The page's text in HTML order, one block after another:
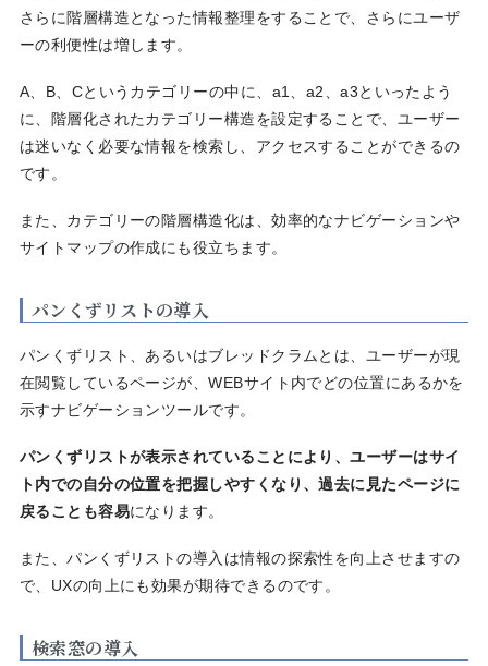
さらに階層構造となった情報整理をすることで、さらにユーザ
ーの利便性は増します。
A、B、Cというカテゴリーの中に、a1、a2、a3といったよう
に、階層化されたカテゴリー構造を設定することで、ユーザー
は迷いなく必要な情報を検索し、アクセスすることができるの
です。
また、カテゴリーの階層構造化は、効率的なナビゲーションや
サイトマップの作成にも役立ちます。
パンくずリストの導入
パンくずリスト、あるいはブレッドクラムとは、ユーザーが現
在閲覧しているページが、WEBサイト内でどの位置にあるかを
示すナビゲーションツールです。
パンくずリストが表示されていることにより、ユーザーはサイ
ト内での自分の位置を把握しやすくなり、過去に見たページに
戻ることも容易になります。
また、パンくずリストの導入は情報の探索性を向上させますの
で、UXの向上にも効果が期待できるのです。
検索窓の導入